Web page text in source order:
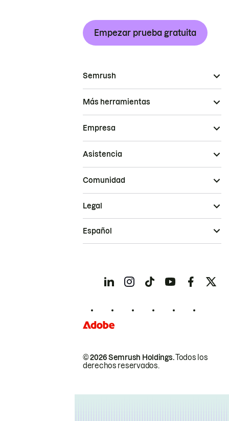
Empezar prueba gratuita
Semrush
Más herramientas
Empresa
Asistencia
Comunidad
© 2026 Semrush Holdings.Todos los
derechos reservados.
Legal
Español